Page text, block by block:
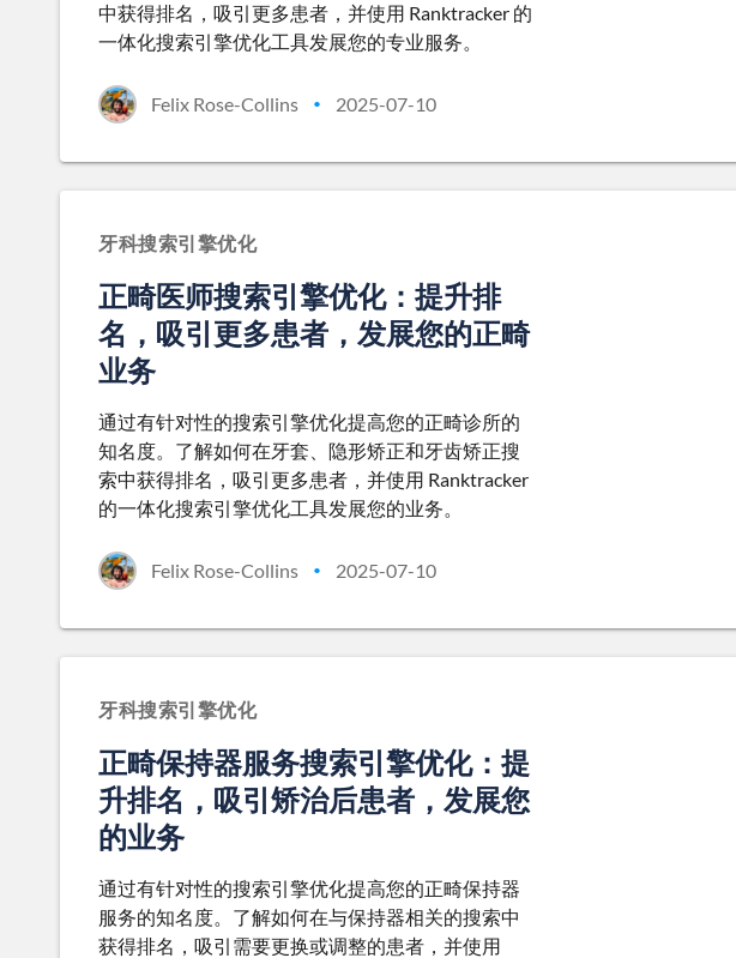
中获得排名，吸引更多患者，并使用 Ranktracker 的
一体化搜索引擎优化工具发展您的专业服务。
Felix Rose-Collins • 2025-07-10
牙科搜索引擎优化
正畸医师搜索引擎优化：提升排
名，吸引更多患者，发展您的正畸
业务
通过有针对性的搜索引擎优化提高您的正畸诊所的
知名度。了解如何在牙套、隐形矫正和牙齿矫正搜
索中获得排名，吸引更多患者，并使用 Ranktracker
的一体化搜索引擎优化工具发展您的业务。
Felix Rose-Collins • 2025-07-10
牙科搜索引擎优化
正畸保持器服务搜索引擎优化：提
升排名，吸引矫治后患者，发展您
的业务
通过有针对性的搜索引擎优化提高您的正畸保持器
服务的知名度。了解如何在与保持器相关的搜索中
获得排名，吸引需要更换或调整的患者，并使用